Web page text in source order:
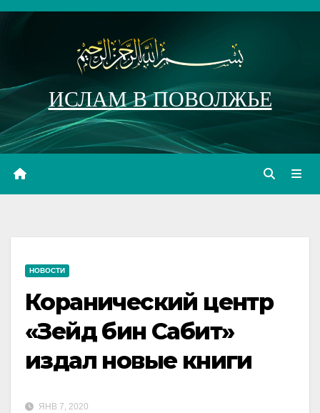
Перейти
ИСЛАМ В ПОВОЛЖЬЕ
НОВОСТИ
Коранический центр
«Зейд бин Сабит»
издал новые книги
ЯНВ 7, 2020